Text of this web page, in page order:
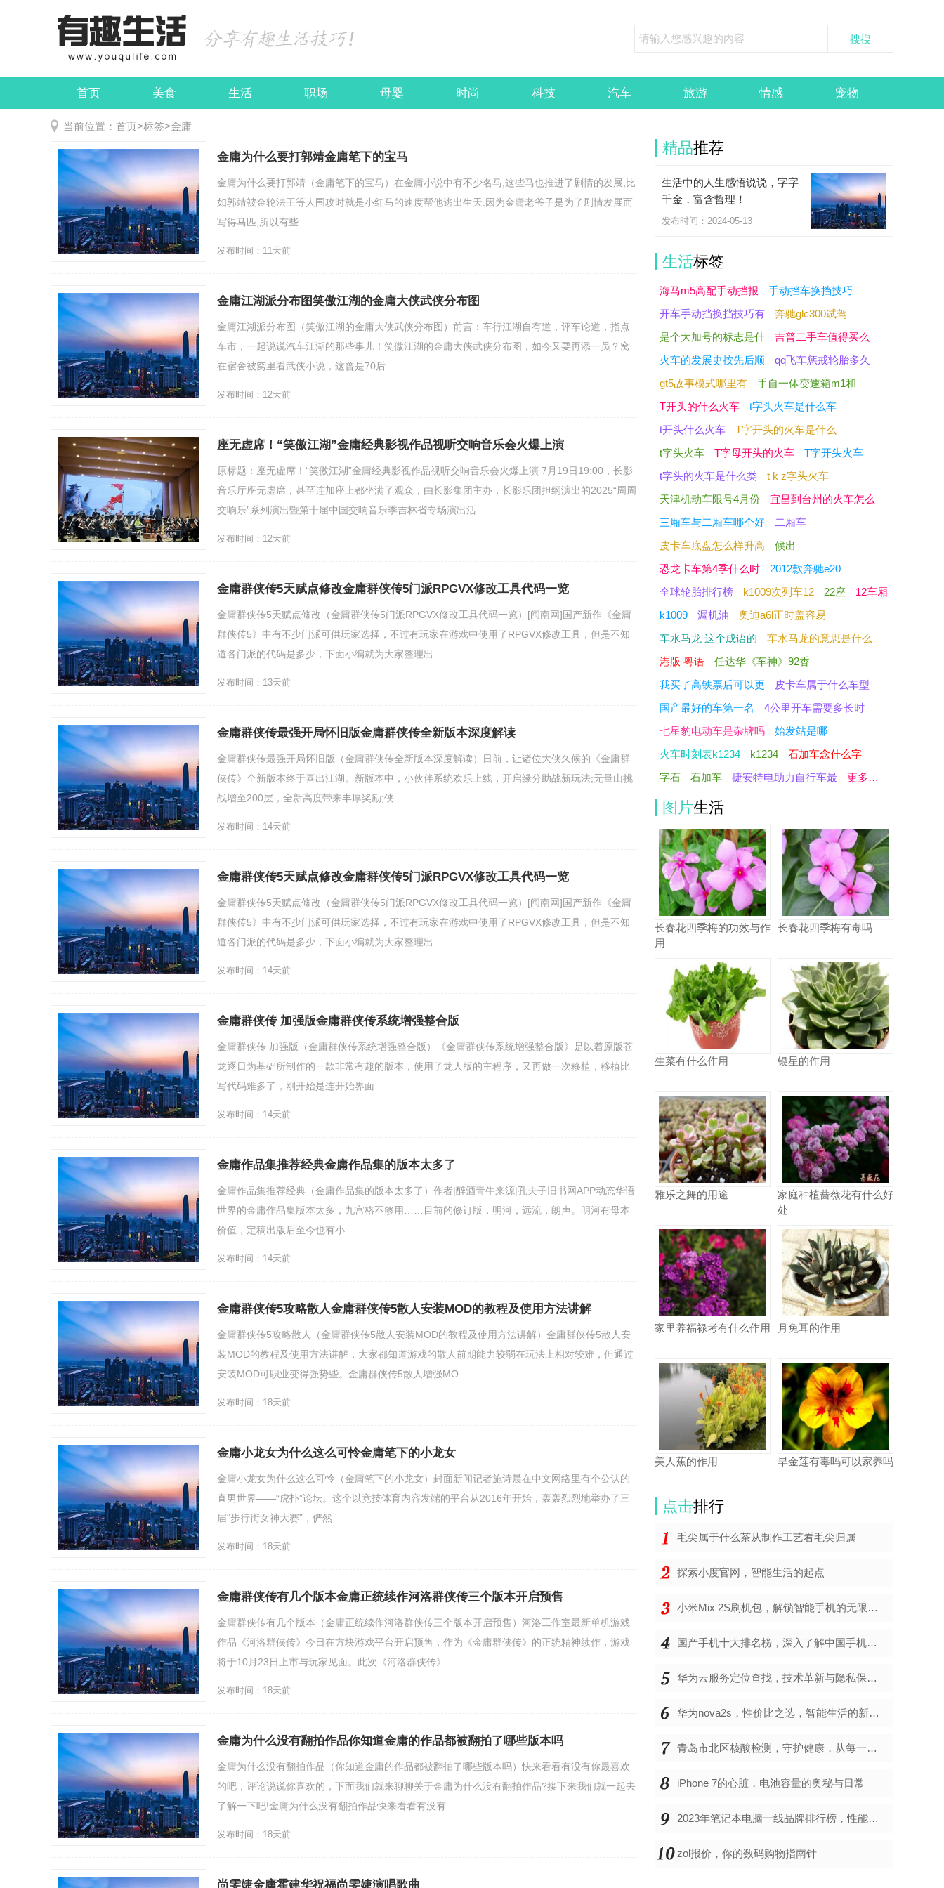
首页 美食 生活 职场 母婴 时尚 科技 汽车 旅游 情感 宠物
娱乐 民俗
当前位置： 首页>标签>金庸
金庸为什么要打郭靖金庸笔下的宝马
金庸为什么要打郭靖（金庸笔下的宝马）在金庸小说中有不少名马,这些马也推进了剧情的发展,比
如郭靖被金轮法王等人围攻时就是小红马的速度帮他逃出生天.因为金庸老爷子是为了剧情发展而
写得马匹,所以有些.....
发布时间：11天前
金庸江湖派分布图笑傲江湖的金庸大侠武侠分布图
金庸江湖派分布图（笑傲江湖的金庸大侠武侠分布图）前言：车行江湖自有道，评车论道，指点
车市，一起说说汽车江湖的那些事儿！笑傲江湖的金庸大侠武侠分布图，如今又要再添一员？窝
在宿舍被窝里看武侠小说，这曾是70后.....
发布时间：12天前
座无虚席！“笑傲江湖”金庸经典影视作品视听交响音乐会火爆上演
原标题：座无虚席！“笑傲江湖”金庸经典影视作品视听交响音乐会火爆上演 7月19日19:00，长影
音乐厅座无虚席，甚至连加座上都坐满了观众，由长影集团主办，长影乐团担纲演出的2025“周周
交响乐”系列演出暨第十届中国交响音乐季吉林省专场演出活...
发布时间：12天前
金庸群侠传5天赋点修改金庸群侠传5门派RPGVX修改工具代码一览
金庸群侠传5天赋点修改（金庸群侠传5门派RPGVX修改工具代码一览）[闽南网]国产新作《金庸
群侠传5》中有不少门派可供玩家选择，不过有玩家在游戏中使用了RPGVX修改工具，但是不知
道各门派的代码是多少，下面小编就为大家整理出.....
发布时间：13天前
金庸群侠传最强开局怀旧版金庸群侠传全新版本深度解读
金庸群侠传最强开局怀旧版（金庸群侠传全新版本深度解读）日前，让诸位大侠久候的《金庸群
侠传》全新版本终于喜出江湖。新版本中，小伙伴系统欢乐上线，开启缘分助战新玩法;无量山挑
战增至200层，全新高度带来丰厚奖励;侠.....
发布时间：14天前
金庸群侠传5天赋点修改金庸群侠传5门派RPGVX修改工具代码一览
金庸群侠传5天赋点修改（金庸群侠传5门派RPGVX修改工具代码一览）[闽南网]国产新作《金庸
群侠传5》中有不少门派可供玩家选择，不过有玩家在游戏中使用了RPGVX修改工具，但是不知
道各门派的代码是多少，下面小编就为大家整理出.....
发布时间：14天前
金庸群侠传 加强版金庸群侠传系统增强整合版
金庸群侠传 加强版（金庸群侠传系统增强整合版）《金庸群侠传系统增强整合版》是以着原版苍
龙逐日为基础所制作的一款非常有趣的版本，使用了龙人版的主程序，又再做一次移植，移植比
写代码难多了，刚开始是连开始界面.....
发布时间：14天前
金庸作品集推荐经典金庸作品集的版本太多了
金庸作品集推荐经典（金庸作品集的版本太多了）作者|醉酒青牛来源|孔夫子旧书网APP动态华语
世界的金庸作品集版本太多，九宫格不够用……目前的修订版，明河，远流，朗声。明河有母本
价值，定稿出版后至今也有小.....
发布时间：14天前
金庸群侠传5攻略散人金庸群侠传5散人安装MOD的教程及使用方法讲解
金庸群侠传5攻略散人（金庸群侠传5散人安装MOD的教程及使用方法讲解）金庸群侠传5散人安
装MOD的教程及使用方法讲解，大家都知道游戏的散人前期能力较弱在玩法上相对较难，但通过
安装MOD可职业变得强势些。金庸群侠传5散人增强MO.....
发布时间：18天前
金庸小龙女为什么这么可怜金庸笔下的小龙女
金庸小龙女为什么这么可怜（金庸笔下的小龙女）封面新闻记者施诗晨在中文网络里有个公认的
直男世界——“虎扑”论坛。这个以竞技体育内容发端的平台从2016年开始，轰轰烈烈地举办了三
届“步行街女神大赛”，俨然.....
发布时间：18天前
金庸群侠传有几个版本金庸正统续作河洛群侠传三个版本开启预售
金庸群侠传有几个版本（金庸正统续作河洛群侠传三个版本开启预售）河洛工作室最新单机游戏
作品《河洛群侠传》今日在方块游戏平台开启预售，作为《金庸群侠传》的正统精神续作，游戏
将于10月23日上市与玩家见面。此次《河洛群侠传》.....
发布时间：18天前
金庸为什么没有翻拍作品你知道金庸的作品都被翻拍了哪些版本吗
金庸为什么没有翻拍作品（你知道金庸的作品都被翻拍了哪些版本吗）快来看看有没有你最喜欢
的吧，评论说说你喜欢的，下面我们就来聊聊关于金庸为什么没有翻拍作品?接下来我们就一起去
了解一下吧!金庸为什么没有翻拍作品快来看看有没有.....
发布时间：18天前
尚雯婕金庸霍建华祝福尚雯婕演唱歌曲
精品推荐
生活中的人生感悟说说，字字
千金，富含哲理！
发布时间：2024-05-13
生活标签
海马m5高配手动挡报
手动挡车换挡技巧
开车手动挡换挡技巧有
奔驰glc300试驾
是个大加号的标志是什
吉普二手车值得买么
火车的发展史按先后顺
qq飞车惩戒轮胎多久
gt5故事模式哪里有
手自一体变速箱m1和
T开头的什么火车
t字头火车是什么车
t开头什么火车
T字开头的火车是什么
t字头火车
T字母开头的火车
T字开头火车
t字头的火车是什么类
t k z字头火车
天津机动车限号4月份
宜昌到台州的火车怎么
三厢车与二厢车哪个好
二厢车
皮卡车底盘怎么样升高
候出
恐龙卡车第4季什么时
2012款奔驰e20
全球轮胎排行榜
k1009次列车12 22座
12车厢
k1009
漏机油
奥迪a6l正时盖容易
车水马龙 这个成语的
车水马龙的意思是什么
港版 粤语
任达华《车神》92香
我买了高铁票后可以更
皮卡车属于什么车型
国产最好的车第一名
4公里开车需要多长时
七星豹电动车是杂牌吗
始发站是哪
火车时刻表k1234
k1234
石加车念什么字
字石
石加车 捷安特电助力自行车最 更多…
图片生活
长春花四季梅的功效与作
用
长春花四季梅有毒吗
生菜有什么作用 银星的作用
雅乐之舞的用途
家庭种植蔷薇花有什么好
处
家里养福禄考有什么作用 月兔耳的作用
美人蕉的作用 旱金莲有毒吗可以家养吗
点击排行
毛尖属于什么茶从制作工艺看毛尖归属
探索小度官网，智能生活的起点
小米Mix 2S刷机包，解锁智能手机的无限可能
国产手机十大排名榜，深入了解中国手机市场的佼佼者
华为云服务定位查找，技术革新与隐私保护的双重奏
华为nova2s，性价比之选，智能生活的新伙伴
青岛市北区核酸检测，守护健康，从每一次检测开始
iPhone 7的心脏，电池容量的奥秘与日常
2023年笔记本电脑一线品牌排行榜，性能、创新与用户满意度的综合考量
zol报价，你的数码购物指南针